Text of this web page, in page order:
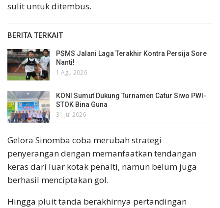
sulit untuk ditembus.
BERITA TERKAIT
PSMS Jalani Laga Terakhir Kontra Persija Sore
Nanti!
1 Agu 2026
KONI Sumut Dukung Turnamen Catur Siwo PWI-
STOK Bina Guna
31 Jul 2026
Gelora Sinomba coba merubah strategi
penyerangan dengan memanfaatkan tendangan
keras dari luar kotak penalti, namun belum juga
berhasil menciptakan gol.
Hingga pluit tanda berakhirnya pertandingan